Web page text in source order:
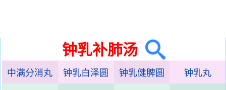
钟乳补肺汤
中满分消丸 钟乳白泽圆 钟乳健脾圆 钟乳丸